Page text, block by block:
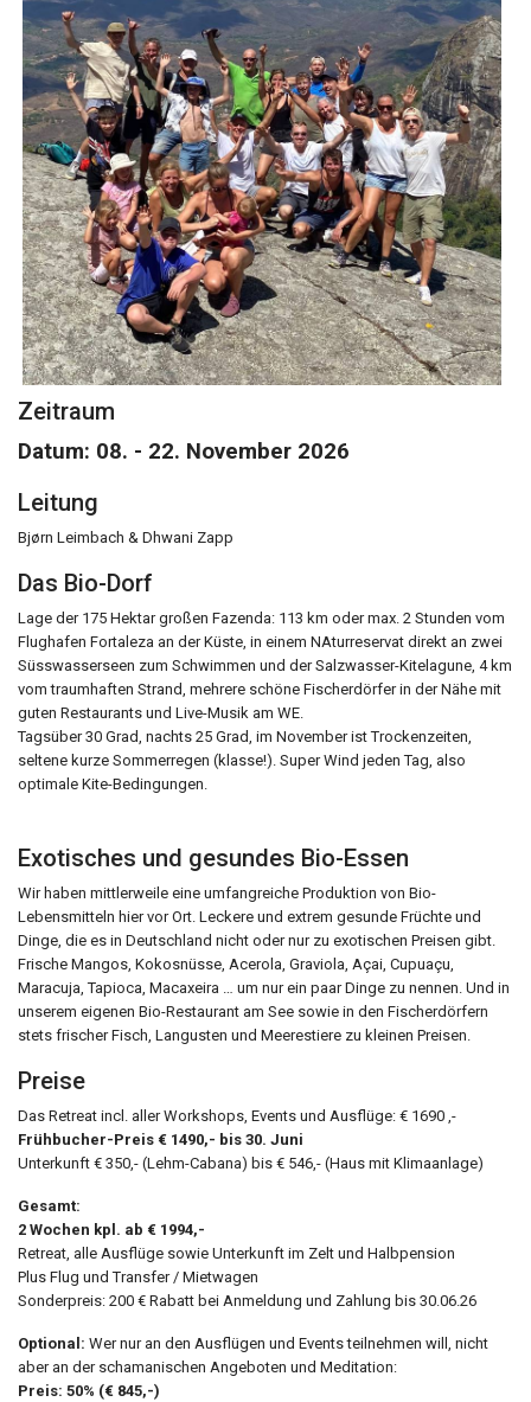
Zeitraum
Datum: 08. - 22. November 2026
Leitung
Bjørn Leimbach & Dhwani Zapp
Das Bio-Dorf
Lage der 175 Hektar großen Fazenda: 113 km oder max. 2 Stunden vom
Flughafen Fortaleza an der Küste, in einem NAturreservat direkt an zwei
Süsswasserseen zum Schwimmen und der Salzwasser-Kitelagune, 4 km
vom traumhaften Strand, mehrere schöne Fischerdörfer in der Nähe mit
guten Restaurants und Live-Musik am WE.
Tagsüber 30 Grad, nachts 25 Grad, im November ist Trockenzeiten,
seltene kurze Sommerregen (klasse!). Super Wind jeden Tag, also
optimale Kite-Bedingungen.
Exotisches und gesundes Bio-Essen
Wir haben mittlerweile eine umfangreiche Produktion von Bio-
Lebensmitteln hier vor Ort. Leckere und extrem gesunde Früchte und
Dinge, die es in Deutschland nicht oder nur zu exotischen Preisen gibt.
Frische Mangos, Kokosnüsse, Acerola, Graviola, Açai, Cupuaçu,
Maracuja, Tapioca, Macaxeira … um nur ein paar Dinge zu nennen. Und in
unserem eigenen Bio-Restaurant am See sowie in den Fischerdörfern
stets frischer Fisch, Langusten und Meerestiere zu kleinen Preisen.
Preise
Das Retreat incl. aller Workshops, Events und Ausflüge: € 1690 ,-
Frühbucher-Preis € 1490,- bis 30. Juni
Unterkunft € 350,- (Lehm-Cabana) bis € 546,- (Haus mit Klimaanlage)
Gesamt:
2 Wochen kpl. ab € 1994,-
Retreat, alle Ausflüge sowie Unterkunft im Zelt und Halbpension
Plus Flug und Transfer / Mietwagen
Sonderpreis: 200 € Rabatt bei Anmeldung und Zahlung bis 30.06.26
Optional: Wer nur an den Ausflügen und Events teilnehmen will, nicht
aber an der schamanischen Angeboten und Meditation:
Preis: 50% (€ 845,-)